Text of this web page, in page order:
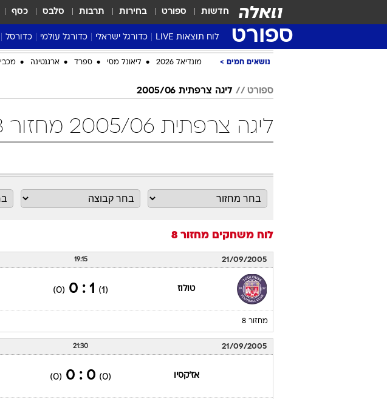
חדשות ספורט בחירות תרבות סלבס כסף
ספורט לוח תוצאות LIVE כדורגל ישראלי
ליגת העל Winner
גביע המדינה
שגרירים
כדורגל עולמי
ליגה אנגלית
ליגה צרפתית
כדורסל
ליגת העל
נבחרות
נושאים חמים מונדיאל 2026 ליאונל מסי ספרד ארגנטינה
ספורט ליגה צרפתית 2005/06
ליגה צרפתית 2005/06 מחזור 8 כדורגל
לוח משחקים מחזור 8
21/09/2005
19:15
טולוז (1)
1 : 0
(0)
מחזור 8
21/09/2005
21:30
אז'קסיו (0)
0 : 0
(0)